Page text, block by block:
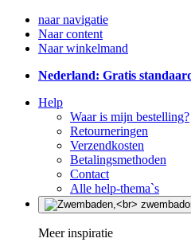
naar navigatie
Naar content
Naar winkelmand
Nederland: Gratis
Help
Waar is mijn bestelling?
Retourneringen
Verzendkosten
Betalingsmethoden
Contact
Alle help-thema`s
Meer inspiratie